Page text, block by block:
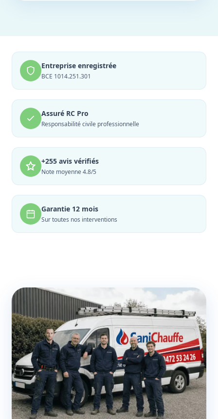
Entreprise enregistrée
BCE 1014.251.301
Assuré RC Pro
Responsabilité civile professionnelle
+255 avis vérifiés
Note moyenne 4.8/5
Garantie 12 mois
Sur toutes nos interventions